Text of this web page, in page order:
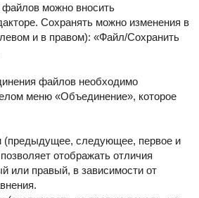
можно вносить
Сохранять можно изменения в
и в правом): «Файл/Сохранить
файлов необходимо
меню «Объединение», которое
(предыдущее, следующее, первое и
отображать отличия
или правый, в зависимости от